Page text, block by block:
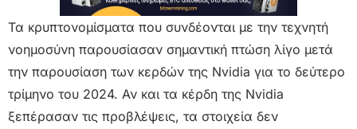
Τα κρυπτονομίσματα που συνδέονται με την τεχνητή
νοημοσύνη παρουσίασαν σημαντική πτώση λίγο μετά
την παρουσίαση των κερδών της Nvidia για το δεύτερο
τρίμηνο του 2024. Αν και τα κέρδη της Nvidia
ξεπέρασαν τις προβλέψεις, τα στοιχεία δεν